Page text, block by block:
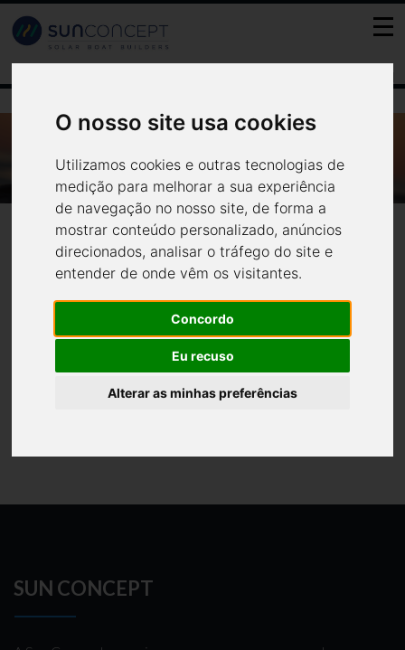
O nosso site usa cookies
Utilizamos cookies e outras tecnologias de
medição para melhorar a sua experiência
de navegação no nosso site, de forma a
mostrar conteúdo personalizado, anúncios
direcionados, analisar o tráfego do site e
entender de onde vêm os visitantes.
Concordo
Eu recuso
Alterar as minhas preferências
PARA UM AMBIENTE SUSTENTÁVEL
Notícias Media
www.ambitur.pt - Barcos
Solares para um ambiente
sustentável
A Sun Concept constrói embarcações eletro-solares na busca
constante de sinergias entre inovação, design industrial e
sustentabilidade.
SUN CONCEPT